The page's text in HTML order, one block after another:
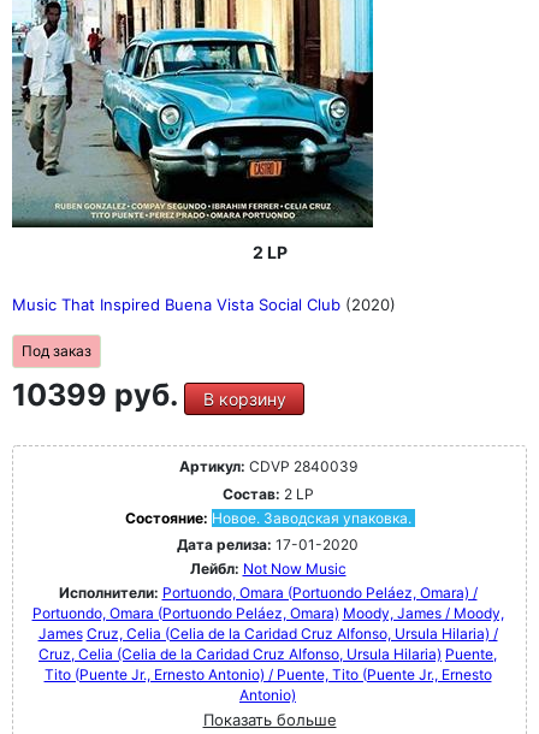
2 LP
Music That Inspired Buena Vista Social Club (2020)
Под заказ
10399 руб. В корзину
Артикул: CDVP 2840039
Состав: 2 LP
Состояние: Новое. Заводская упаковка.
Дата релиза: 17-01-2020
Лейбл: Not Now Music
Исполнители: Portuondo, Omara (Portuondo Peláez, Omara) /
Portuondo, Omara (Portuondo Peláez, Omara) Moody, James / Moody,
James Cruz, Celia (Celia de la Caridad Cruz Alfonso, Ursula Hilaria) /
Cruz, Celia (Celia de la Caridad Cruz Alfonso, Ursula Hilaria) Puente,
Tito (Puente Jr., Ernesto Antonio) / Puente, Tito (Puente Jr., Ernesto
Antonio)
Показать больше